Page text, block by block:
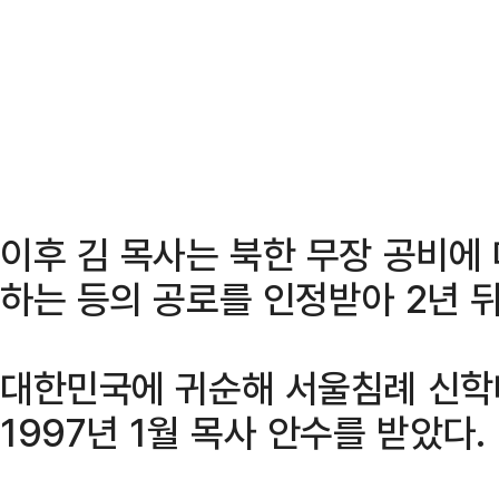
이후 김 목사는 북한 무장 공비
하는 등의 공로를 인정받아 2년
대한민국에 귀순해 서울침례 신
1997년 1월 목사 안수를 받았다.